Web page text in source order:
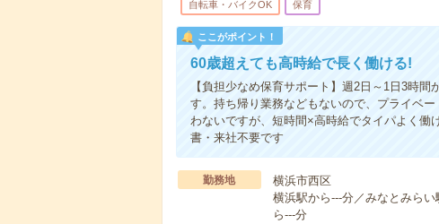
自転車・バイクOK 保育
ここがポイント！
60歳超えても高時給で長く働ける!
【負担少なめ保育サポート】週2日～1日3時
す。持ち帰り業務などもないので、プライベ
わないですが、短時間×高時給でタイパよく
書・来社不要です
勤務地
横浜市西区
横浜駅から---分／みなとみら
ら---分